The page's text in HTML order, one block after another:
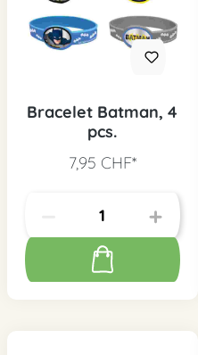
Bracelet Batman, 4
pcs.
7,95 CHF*